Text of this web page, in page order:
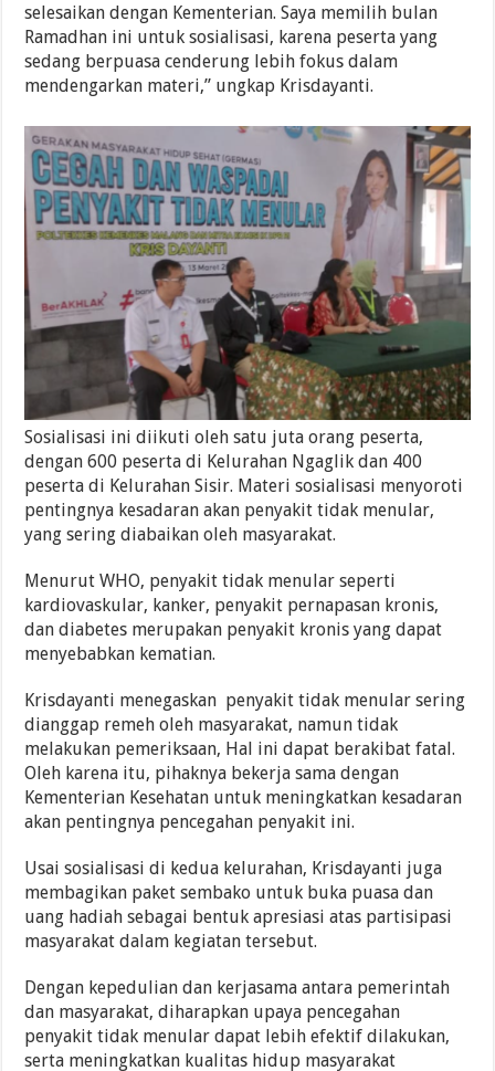
selesaikan dengan Kementerian. Saya memilih bulan
Ramadhan ini untuk sosialisasi, karena peserta yang
sedang berpuasa cenderung lebih fokus dalam
mendengarkan materi,” ungkap Krisdayanti.
Sosialisasi ini diikuti oleh satu juta orang peserta,
dengan 600 peserta di Kelurahan Ngaglik dan 400
peserta di Kelurahan Sisir. Materi sosialisasi menyoroti
pentingnya kesadaran akan penyakit tidak menular,
yang sering diabaikan oleh masyarakat.
Menurut WHO, penyakit tidak menular seperti
kardiovaskular, kanker, penyakit pernapasan kronis,
dan diabetes merupakan penyakit kronis yang dapat
menyebabkan kematian.
Krisdayanti menegaskan penyakit tidak menular sering
dianggap remeh oleh masyarakat, namun tidak
melakukan pemeriksaan, Hal ini dapat berakibat fatal.
Oleh karena itu, pihaknya bekerja sama dengan
Kementerian Kesehatan untuk meningkatkan kesadaran
akan pentingnya pencegahan penyakit ini.
Usai sosialisasi di kedua kelurahan, Krisdayanti juga
membagikan paket sembako untuk buka puasa dan
uang hadiah sebagai bentuk apresiasi atas partisipasi
masyarakat dalam kegiatan tersebut.
Dengan kepedulian dan kerjasama antara pemerintah
dan masyarakat, diharapkan upaya pencegahan
penyakit tidak menular dapat lebih efektif dilakukan,
serta meningkatkan kualitas hidup masyarakat